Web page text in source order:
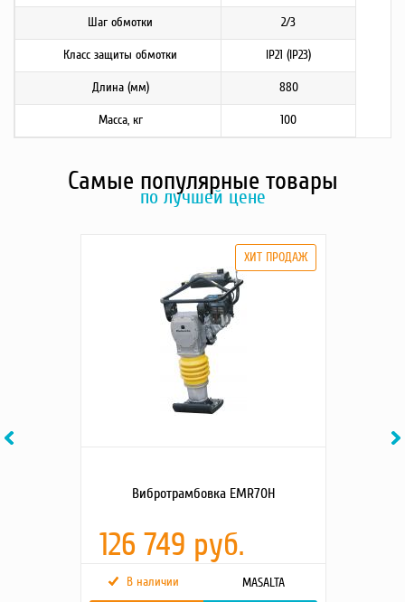
Шаг обмотки 2/3
Класс защиты обмотки IP21 (IP23)
Длина (мм) 880
Масса, кг 100
Самые популярные товары
по лучшей цене
Previous
Вибротрамбовка EMR70H
126 749 руб.
В наличии MASALTA